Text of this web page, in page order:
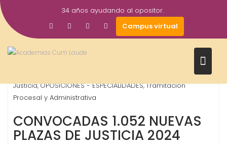
Saltar
al
contenido
34 años ayudando al opositor.
Campus virtual
Feb
2024
Gestor AcademiasCumLaude
Justicia,OPOSICIONES - ESPECIALIDADES,Tramitación
Procesal y Administrativa
CONVOCADAS 1.052 NUEVAS
PLAZAS DE JUSTICIA 2024